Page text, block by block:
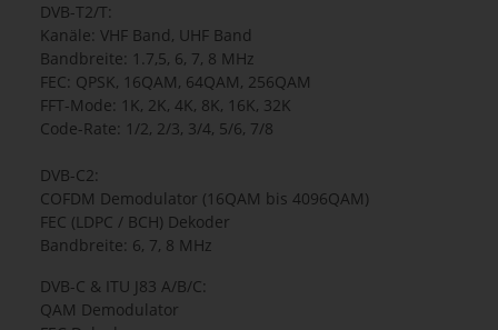
DVB-T2/T:
Kanäle: VHF Band, UHF Band
Bandbreite: 1.7,5, 6, 7, 8 MHz
FEC: QPSK, 16QAM, 64QAM, 256QAM
FFT-Mode: 1K, 2K, 4K, 8K, 16K, 32K
Code-Rate: 1/2, 2/3, 3/4, 5/6, 7/8
DVB-C2:
COFDM Demodulator (16QAM bis 4096QAM)
FEC (LDPC / BCH) Dekoder
Bandbreite: 6, 7, 8 MHz
DVB-C & ITU J83 A/B/C:
QAM Demodulator